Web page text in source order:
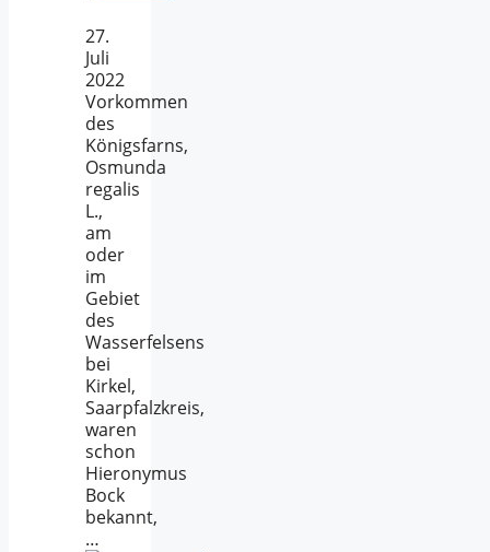
27.
Juli
2022
Vorkommen
des
Königsfarns,
Osmunda
regalis
L.,
am
oder
im
Gebiet
des
Wasserfelsens
bei
Kirkel,
Saarpfalzkreis,
waren
schon
Hieronymus
Bock
bekannt,
…